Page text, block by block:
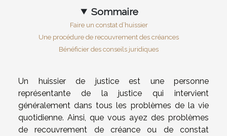
Sommaire
Faire un constat d’huissier
Une procédure de recouvrement des créances
Bénéficier des conseils juridiques
Un huissier de justice est une personne
représentante de la justice qui intervient
généralement dans tous les problèmes de la vie
quotidienne. Ainsi, que vous ayez des problèmes
de recouvrement de créance ou de constat